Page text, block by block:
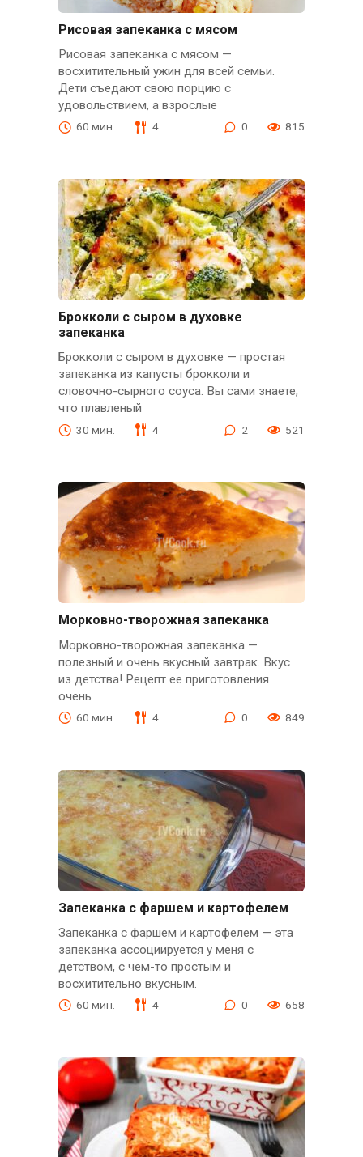
Рисовая запеканка с мясом
Рисовая запеканка с мясом —
восхитительный ужин для всей семьи.
Дети съедают свою порцию с
удовольствием, а взрослые
60 мин. 4 0 815
Брокколи с сыром в духовке
запеканка
Брокколи с сыром в духовке — простая
запеканка из капусты брокколи и
словочно-сырного соуса. Вы сами знаете,
что плавленый
30 мин. 4 2 521
Морковно-творожная запеканка
Морковно-творожная запеканка —
полезный и очень вкусный завтрак. Вкус
из детства! Рецепт ее приготовления
очень
60 мин. 4 0 849
Запеканка с фаршем и картофелем
Запеканка с фаршем и картофелем — эта
запеканка ассоциируется у меня с
детством, с чем-то простым и
восхитительно вкусным.
60 мин. 4 0 658